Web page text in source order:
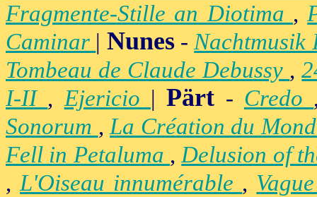
Fragmente-Stille an Diotima ,
Caminar | Nunes-
Tombeau de Claude Debussy ,
I-II ,Ejericio |Pärt - Credo
Sonorum ,La Création du
Fell in Petaluma ,Delusion of
,L'Oiseau innumérable ,